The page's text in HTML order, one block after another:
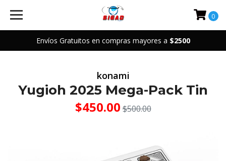
Envíos Gratuitos en compras mayores a $2500
0
konami
Yugioh 2025 Mega-Pack Tin
$450.00 $500.00